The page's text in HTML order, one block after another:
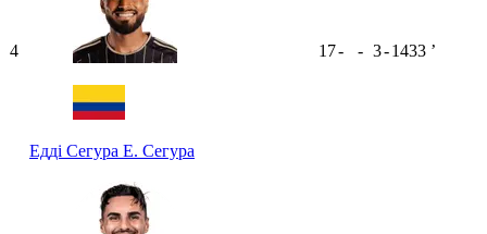
4
Едді Сегура Е. Сегура
17- - 3-1433 ʼ